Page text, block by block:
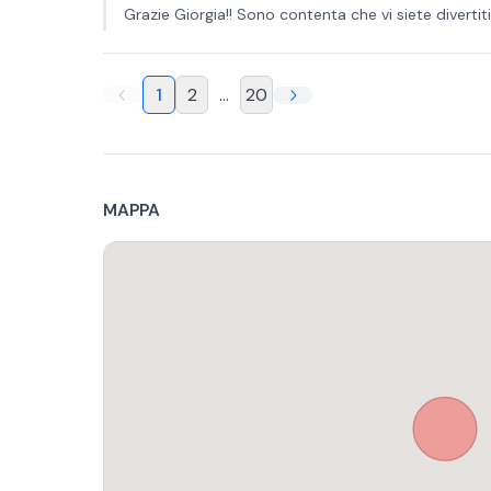
Grazie Giorgia!! Sono contenta che vi siete
1 2 ... 20
MAPPA